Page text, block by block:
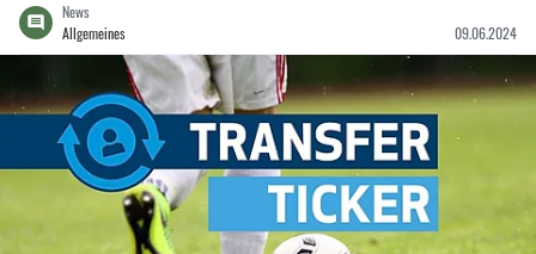
News
Allgemeines
09.06.2024